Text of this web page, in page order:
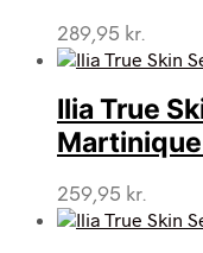
289,95 kr.
Ilia True
Martinique
259,95 kr.